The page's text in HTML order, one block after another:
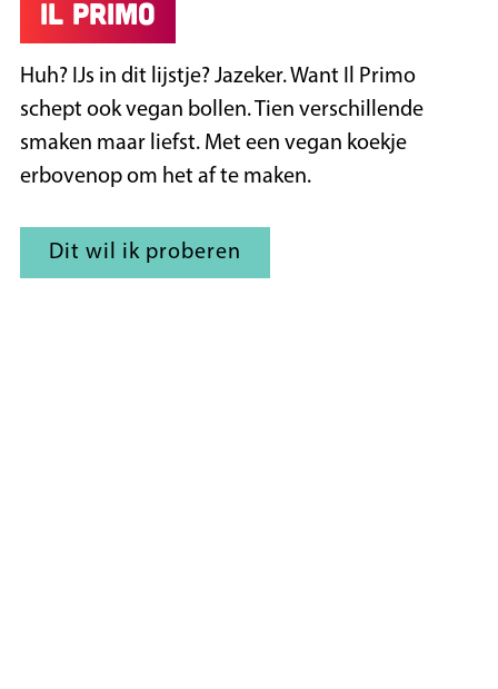
Il Primo
Huh? IJs in dit lijstje? Jazeker. Want Il Primo
schept ook vegan bollen. Tien verschillende
smaken maar liefst. Met een vegan koekje
erbovenop om het af te maken.
Dit wil ik proberen